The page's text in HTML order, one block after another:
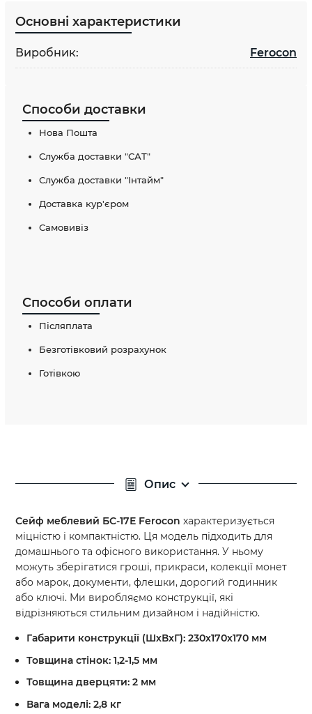
Основні характеристики
Виробник: Ferocon
Способи доставки
Нова Пошта
Служба доставки "САТ"
Служба доставки "Інтайм"
Доставка кур'єром
Самовивіз
Способи оплати
Післяплата
Безготівковий розрахунок
Готівкою
Опис
Сейф меблевий БС-17Е Ferocon характеризується
міцністю і компактністю. Ця модель підходить для
домашнього та офісного використання. У ньому
можуть зберігатися гроші, прикраси, колекції монет
або марок, документи, флешки, дорогий годинник
або ключі. Ми виробляємо конструкції, які
відрізняються стильним дизайном і надійністю.
Габарити конструкції (ШхВхГ): 230х170х170 мм
Товщина стінок: 1,2-1,5 мм
Товщина дверцяти: 2 мм
Вага моделі: 2,8 кг